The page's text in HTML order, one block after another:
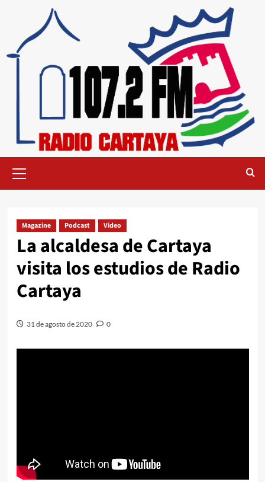
Magazine Podcast Video
La alcaldesa de Cartaya
visita los estudios de Radio
Cartaya
31 de agosto de 2020 0